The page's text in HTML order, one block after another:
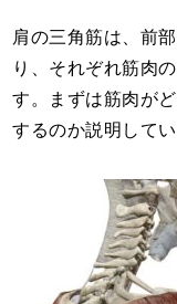
肩の三角筋は、前
り、それぞれ筋肉
す。まずは筋肉が
するのか説明してい